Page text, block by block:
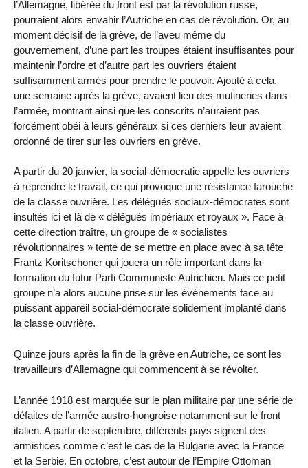
l’Allemagne, libérée du front est par la révolution russe,
pourraient alors envahir l’Autriche en cas de révolution. Or, au
moment décisif de la grève, de l’aveu même du
gouvernement, d’une part les troupes étaient insuffisantes pour
maintenir l’ordre et d’autre part les ouvriers étaient
suffisamment armés pour prendre le pouvoir. Ajouté à cela,
une semaine après la grève, avaient lieu des mutineries dans
l’armée, montrant ainsi que les conscrits n’auraient pas
forcément obéi à leurs généraux si ces derniers leur avaient
ordonné de tirer sur les ouvriers en grève.
A partir du 20 janvier, la social-démocratie appelle les ouvriers
à reprendre le travail, ce qui provoque une résistance farouche
de la classe ouvrière. Les délégués sociaux-démocrates sont
insultés ici et là de « délégués impériaux et royaux ». Face à
cette direction traître, un groupe de « socialistes
révolutionnaires » tente de se mettre en place avec à sa tête
Frantz Koritschoner qui jouera un rôle important dans la
formation du futur Parti Communiste Autrichien. Mais ce petit
groupe n’a alors aucune prise sur les événements face au
puissant appareil social-démocrate solidement implanté dans
la classe ouvrière.
Quinze jours après la fin de la grève en Autriche, ce sont les
travailleurs d’Allemagne qui commencent à se révolter.
L’année 1918 est marquée sur le plan militaire par une série de
défaites de l’armée austro-hongroise notamment sur le front
italien. A partir de septembre, différents pays signent des
armistices comme c’est le cas de la Bulgarie avec la France
et la Serbie. En octobre, c’est autour de l’Empire Ottoman